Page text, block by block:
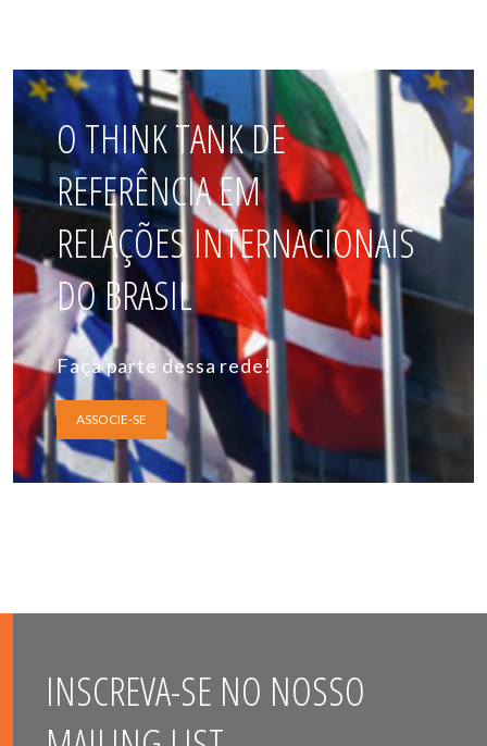
O THINK TANK DE
REFERÊNCIA EM
RELAÇÕES INTERNACIONAIS
DO BRASIL
Faça parte dessa rede!
ASSOCIE-SE
INSCREVA-SE NO NOSSO